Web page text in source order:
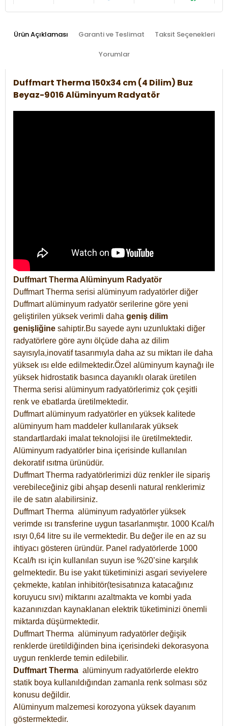
Ürün Açıklaması Garanti ve Teslimat Taksit Seçenekleri
Yorumlar
Duffmart Therma 150x34 cm (4 Dilim) Buz
Beyaz-9016 Alüminyum Radyatör
Duffmart Therma Alüminyum Radyatör
Duffmart Therma serisi alüminyum radyatörler diğer
Duffmart alüminyum radyatör serilerine göre yeni
geliştirilen yüksek verimli daha geniş dilim
genişliğine sahiptir.Bu sayede aynı uzunluktaki diğer
radyatörlere göre aynı ölçüde daha az dilim
sayısıyla,inovatif tasarımıyla daha az su miktarı ile daha
yüksek ısı elde edilmektedir.Özel alüminyum kaynağı ile
yüksek hidrostatik basınca dayanıklı olarak üretilen
Therma serisi alüminyum radyatörlerimiz çok çeşitli
renk ve ebatlarda üretilmektedir.
Duffmart alüminyum radyatörler en yüksek kalitede
alüminyum ham maddeler kullanılarak yüksek
standartlardaki imalat teknolojisi ile üretilmektedir.
Alüminyum radyatörler bina içerisinde kullanılan
dekoratif ısıtma ürünüdür.
Duffmart Therma radyatörlerimizi düz renkler ile sipariş
verebileceğiniz gibi ahşap desenli natural renklerimiz
ile de satın alabilirsiniz.
Duffmart Therma alüminyum radyatörler yüksek
verimde ısı transferine uygun tasarlanmıştır. 1000 Kcal/h
ısıyı 0,64 litre su ile vermektedir. Bu değer ile en az su
ihtiyacı gösteren üründür. Panel radyatörlerde 1000
Kcal/h ısı için kullanılan suyun ise %20’sine karşılık
gelmektedir. Bu ise yakıt tüketiminizi asgari seviyelere
çekmekte, katılan inhibitör(tesisatınıza katacağınız
koruyucu sıvı) miktarını azaltmakta ve kombi yada
kazanınızdan kaynaklanan elektrik tüketiminizi önemli
miktarda düşürmektedir.
Duffmart Therma alüminyum radyatörler değişik
renklerde üretildiğinden bina içerisindeki dekorasyona
uygun renklerde temin edilebilir.
Duffmart Therma alüminyum radyatörlerde elektro
statik boya kullanıldığından zamanla renk solması söz
konusu değildir.
Alüminyum malzemesi korozyona yüksek dayanım
göstermektedir.